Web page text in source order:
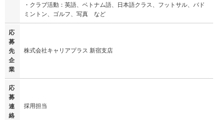
・クラブ活動：英語、ベトナム語、日本語クラス、フットサル、バド
ミントン、ゴルフ、写真 など
応
募
先
企
業
株式会社キャリアプラス 新宿支店
応
募
連
絡
採用担当